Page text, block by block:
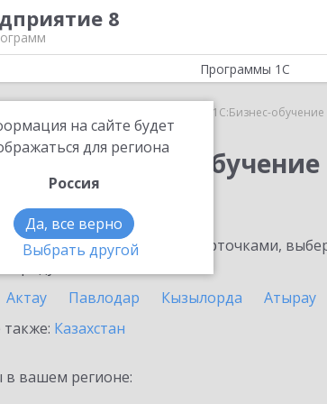
8
на сайте будет
для региона
Россия
Да, все верно
Выбрать другой
Программы 1С
1С:Бизнес-обучение
1С:Бизнес-обучение
с информационными карточками,
продукта.
Актау Павлодар Кызылорда Атырау
Казахстан
вашем регионе: